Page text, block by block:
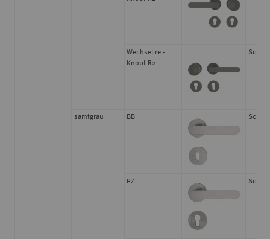
Wechsel re -
Knopf R2
samtgrau BB
PZ